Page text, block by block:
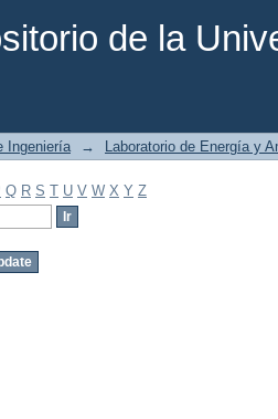
de la
Ingeniería → Laboratorio de Energía y
Q R S T U V W X Y Z